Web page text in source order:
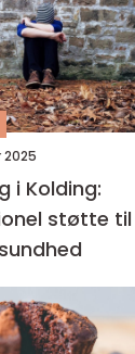
i Kolding:
støtte til